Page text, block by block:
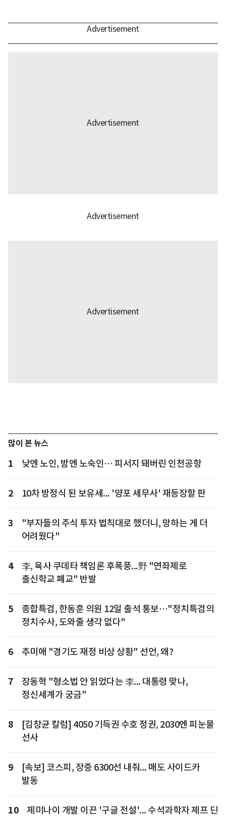
많이 본 뉴스
1 낮엔 노인, 밤엔 노숙인… 피서지 돼버린 인천공항
2 10차 방정식 된 보유세... '양포 세무사' 재등장할 판
3
"부자들의 주식 투자 법칙대로 했더니, 망하는 게 더
어려웠다"
4
李, 육사 쿠데타 책임론 후폭풍...野 "연좌제로
출신학교 폐교" 반발
5
종합특검, 한동훈 의원 12일 출석 통보…"정치특검의
정치수사, 도와줄 생각 없다"
6 추미애 "경기도 재정 비상 상황" 선언, 왜?
7
장동혁 "형소법 안 읽었다는 李... 대통령 맞나,
정신세계가 궁금"
8
[김창균 칼럼] 4050 기득권 수호 정권, 2030엔 피눈물
선사
9
[속보] 코스피, 장중 6300선 내줘... 매도 사이드카
발동
10 제미나이 개발 이끈 '구글 전설'... 수석과학자 제프 딘